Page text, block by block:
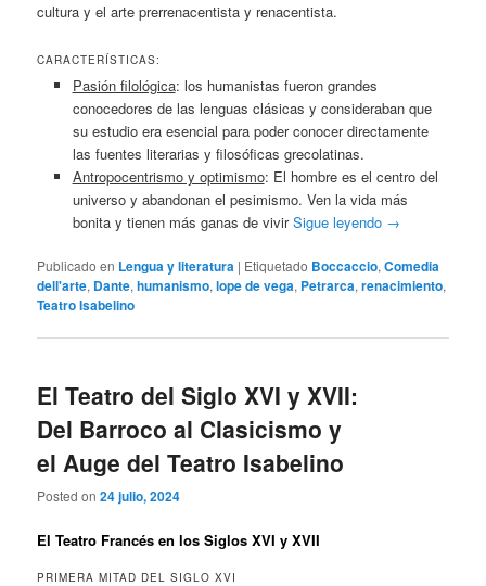
cultura y el arte prerrenacentista y renacentista.
CARACTERÍSTICAS:
Pasión filológica: los humanistas fueron grandes
conocedores de las lenguas clásicas y consideraban que
su estudio era esencial para poder conocer directamente
las fuentes literarias y filosóficas grecolatinas.
Antropocentrismo y optimismo: El hombre es el centro del
universo y abandonan el pesimismo. Ven la vida más
bonita y tienen más ganas de vivirSigue leyendo →
Publicado en Lengua y literatura | Etiquetado Boccaccio,Comedia
dell'arte, Dante,humanismo,lope de vega, Petrarca,renacimiento,
Teatro Isabelino
El Teatro del Siglo XVI y XVII:
Del Barroco al Clasicismo y
el Auge del Teatro Isabelino
Posted on24 julio, 2024
El Teatro Francés en los Siglos XVI y XVII
PRIMERA MITAD DEL SIGLO XVI